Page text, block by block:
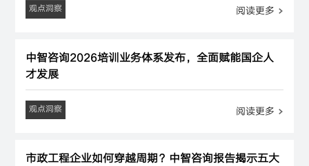
观点洞察 阅读更多
中智咨询2026培训业务体系发布，全面赋能国企人
才发展
观点洞察 阅读更多
市政工程企业如何穿越周期？中智咨询报告揭示五大